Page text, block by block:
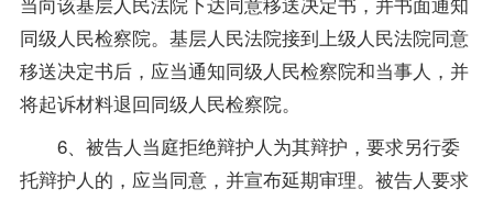
同级人民检察院。基层人民法院接到上级人民法院同意
移送决定书后，应当通知同级人民检察院和当事人，并
将起诉材料退回同级人民检察院。
6、被告人当庭拒绝辩护人为其辩护，要求另行委
托辩护人的，应当同意，并宣布延期审理。被告人要求